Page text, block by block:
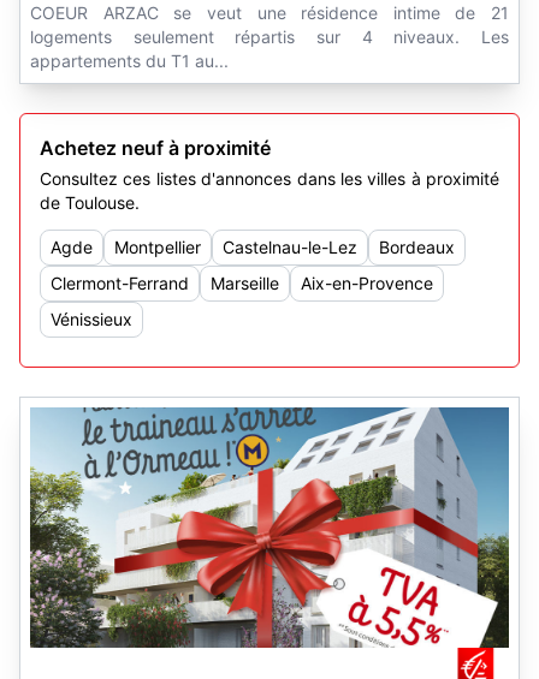
COEUR ARZAC se veut une résidence intime de 21
logements seulement répartis sur 4 niveaux. Les
appartements du T1 au...
Achetez neuf à proximité
Consultez ces listes d'annonces dans les villes à proximité
de Toulouse.
Agde Montpellier Castelnau-le-Lez
Bordeaux
Clermont-Ferrand
Marseille
Aix-en-Provence
Vénissieux